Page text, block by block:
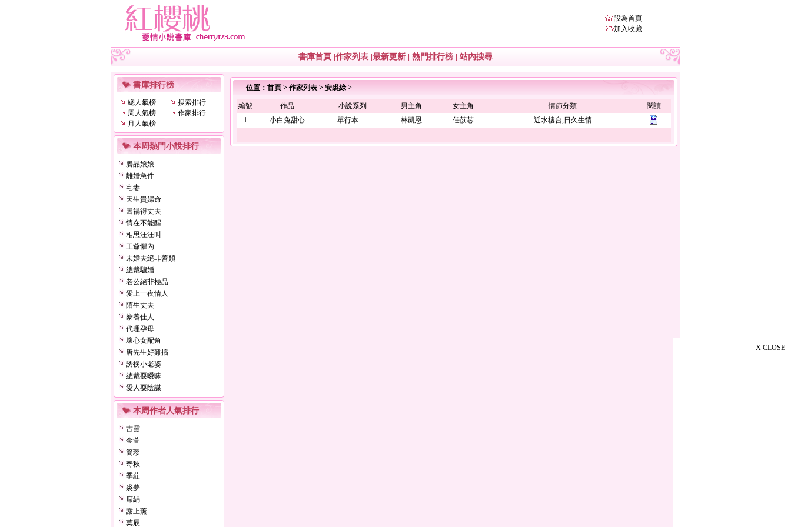
設為首頁
加入收藏
書庫首頁 作家列表 最新更新 熱門排行榜 站內搜尋
X CLOSE
書庫排行榜
總人氣榜
搜索排行
周人氣榜
作家排行
月人氣榜
本周熱門小說排行
贗品娘娘
離婚急件
宅妻
天生貴婦命
因禍得丈夫
情在不能醒
相思汪汪叫
王爺懼內
未婚夫絕非善類
總裁騙婚
老公絕非極品
愛上一夜情人
陌生丈夫
豢養佳人
代理孕母
壞心女配角
唐先生好難搞
誘拐小老婆
總裁耍曖昧
愛人耍陰謀
本周作者人氣排行
古靈
金萱
簡瓔
寄秋
季葒
裘夢
席絹
謝上薰
莫辰
位置： 首頁 > 作家列表 > 安裘綠>
編號 作品 小說系列 男主角 女主角 情節分類
閱讀
1
小白兔甜心 單行本 林凱恩 任苡芯 近水樓台,日久生情